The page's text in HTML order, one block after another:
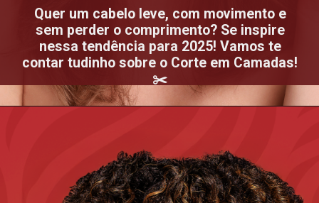
Quer um cabelo leve, com movimento e
sem perder o comprimento? Se inspire
nessa tendência para 2025! Vamos te
contar tudinho sobre o Corte em Camadas!
✂️